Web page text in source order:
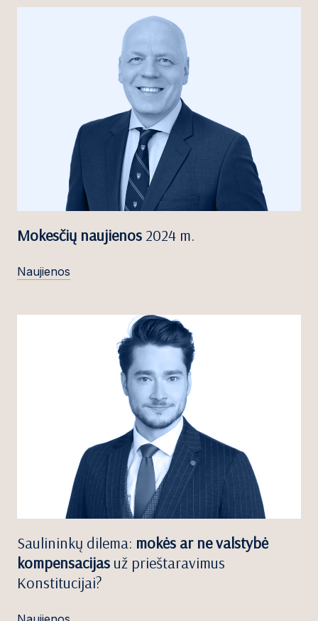
Mokesčių naujienos 2024 m.
Naujienos
Saulininkų dilema: mokės ar ne valstybė
kompensacijas už prieštaravimus
Konstitucijai?